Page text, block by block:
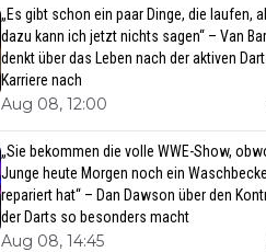
„Es gibt schon ein paar Dinge, die laufen,
dazu kann ich jetzt nichts sagen“ – Van
denkt über das Leben nach der aktiven
Karriere nach
Aug 08, 12:00
„Sie bekommen die volle WWE-Show,
Junge heute Morgen noch ein
repariert hat“ – Dan Dawson über den
der Darts so besonders macht
Aug 08, 14:45